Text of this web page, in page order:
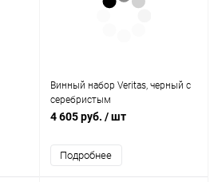
Винный набор Veritas, черный с
серебристым
4 605 руб. / шт
Подробнее